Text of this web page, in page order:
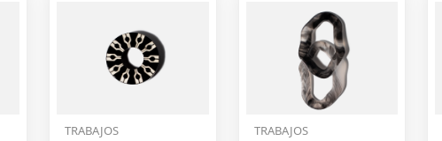
TRABAJOS
TRABAJOS